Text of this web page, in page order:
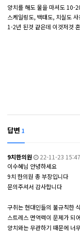
양치를 해도 물을 마셔도 10-
스케일링도, 백태도, 치실도
1-2년 된것 같은데 이것저것
답변 1
9치한의원
22-11-23 15:47
이수혜님 안녕하세요
9치 한의원 총 부장입니다
문의주셔서 감사합니다
구취는 현대인들의 불규칙한
스트레스 면역력이 문제가 되
양치와는 무관하기 때문에 너